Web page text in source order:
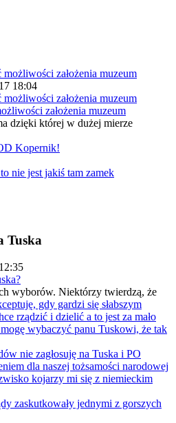
18:04
założenia muzeum
dzięki której w dużej mierze
Kopernik!
nie jest jakiś tam zamek
Tuska
wyborów. Niektórzy twierdzą, że
gdy gardzi się słabszym
rządzić i dzielić a to jest za mało
wybaczyć panu Tuskowi, że tak
nie zagłosuję na Tuska i PO
dla naszej tożsamości narodowej
kojarzy mi się z niemieckim
zaskutkowały jednymi z gorszych